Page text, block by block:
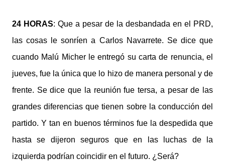
24 HORAS: Que a pesar de la desbandada en el PRD,
las cosas le sonríen a Carlos Navarrete. Se dice que
cuando Malú Micher le entregó su carta de renuncia, el
jueves, fue la única que lo hizo de manera personal y de
frente. Se dice que la reunión fue tersa, a pesar de las
grandes diferencias que tienen sobre la conducción del
partido. Y tan en buenos términos fue la despedida que
hasta se dijeron seguros que en las luchas de la
izquierda podrían coincidir en el futuro. ¿Será?